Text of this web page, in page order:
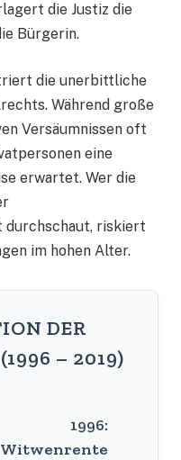
die Justiz die
Bürgerin.
die unerbittliche
Während große
Versäumnissen oft
eine
erwartet. Wer die
durchschaut, riskiert
im hohen Alter.
DER
– 2019)
1996:
Witwenrente